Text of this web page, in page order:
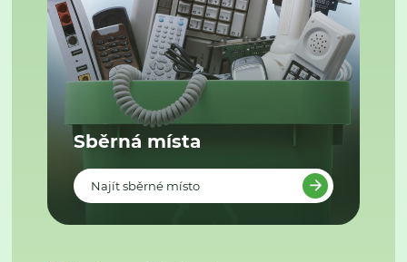
Sběrná místa
Najít sběrné místo